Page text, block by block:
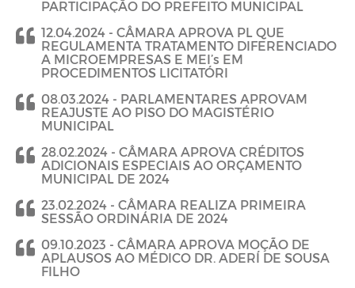
PARTICIPAÇÃO DO PREFEITO MUNICIPAL
12.04.2024 - CÂMARA APROVA PL QUE
REGULAMENTA TRATAMENTO DIFERENCIADO
A MICROEMPRESAS E MEI’s EM
PROCEDIMENTOS LICITATÓRI
08.03.2024 - PARLAMENTARES APROVAM
REAJUSTE AO PISO DO MAGISTÉRIO
MUNICIPAL
28.02.2024 - CÂMARA APROVA CRÉDITOS
ADICIONAIS ESPECIAIS AO ORÇAMENTO
MUNICIPAL DE 2024
23.02.2024 - CÂMARA REALIZA PRIMEIRA
SESSÃO ORDINÁRIA DE 2024
09.10.2023 - CÂMARA APROVA MOÇÃO DE
APLAUSOS AO MÉDICO DR. ADERÍ DE SOUSA
FILHO